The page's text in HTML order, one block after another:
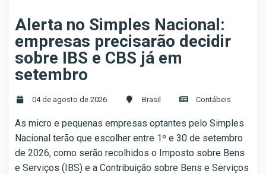
Alerta no Simples Nacional:
empresas precisarão decidir
sobre IBS e CBS já em
setembro
04 de agosto de 2026 Brasil Contábeis
As micro e pequenas empresas optantes pelo Simples
Nacional terão que escolher entre 1º e 30 de setembro
de 2026, como serão recolhidos o Imposto sobre Bens
e Serviços (IBS) e a Contribuição sobre Bens e Serviços